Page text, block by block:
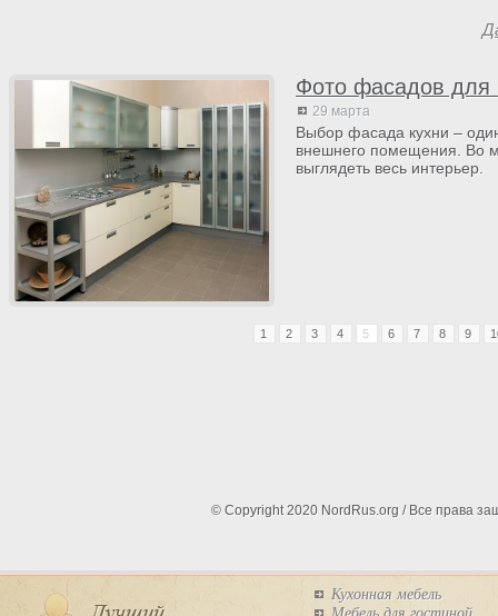
Фото фасадов для
29 марта
Выбор фасада кухни –
внешнего помещения. Во
выглядеть весь интерьер.
1 2 3 4 5 6 7 8 9
© Copyright 2020 NordRus.org / Все права
Кухонная мебель